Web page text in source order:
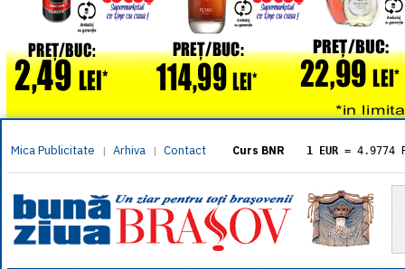
Mica Publicitate | Arhiva | Contact Curs BNR 1 EUR = 4.9774
= 5.8304
1 XAU= 464.4611
1 AED= 1.1933
1 AUD= 2.7957
1 BGN= 2.5449